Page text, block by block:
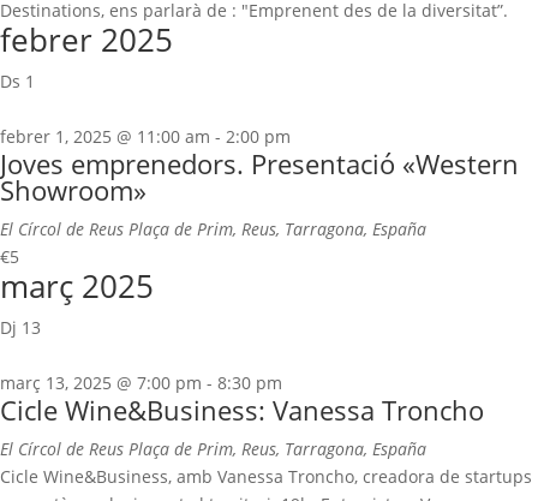
Destinations, ens parlarà de : "Emprenent des de la diversitat”.
febrer 2025
Ds 1
febrer 1, 2025 @ 11:00 am - 2:00 pm
Joves emprenedors. Presentació «Western
Showroom»
El Círcol de Reus Plaça de Prim, Reus, Tarragona, España
€5
març 2025
Dj 13
març 13, 2025 @ 7:00 pm - 8:30 pm
Cicle Wine&Business: Vanessa Troncho
El Círcol de Reus Plaça de Prim, Reus, Tarragona, España
Cicle Wine&Business, amb Vanessa Troncho, creadora de startups